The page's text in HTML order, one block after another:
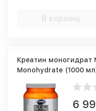
В корзину
Креатин моногидрат
Monohydrate (1000
6